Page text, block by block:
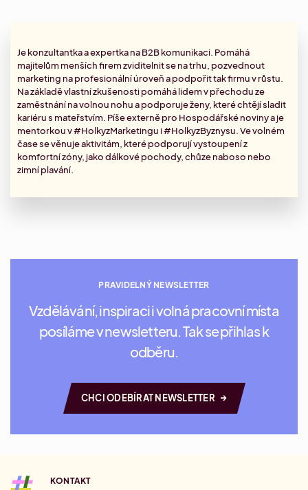
Je konzultantka aexpertka na B2B komunikaci. Pomáhá
majitelům menších firem zviditelnit se na trhu, pozvednout
marketing na profesionální úroveň a podpořit tak firmu v růstu.
Na základě vlastní zkušenosti pomáhá lidem v přechodu ze
zaměstnání na volnou nohu a podporuje ženy, které chtějí sladit
kariéru s mateřstvím. Píše externě pro Hospodářské noviny a je
mentorkou v #HolkyzMarketingu i #HolkyzByznysu. Ve volném
čase se věnuje aktivitám, které podporují vystoupení z
komfortní zóny, jako dálkové pochody, chůze naboso nebo
zimní plavání.
PRAVIDELNÝ NEWSLETTER
Vzdělávání, inspiraci i volná pracovní místa
posíláme v newsletteru. Tak se přihlas k
odběru.
CHCI ODEBÍRAT NEWSLETTER →
KONTAKT